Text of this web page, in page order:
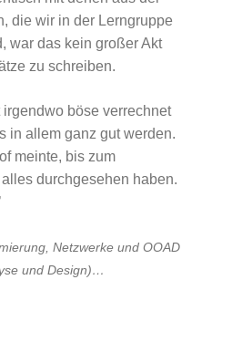
die wir in der Lerngruppe
war das kein großer Akt
zu schreiben.
böse verrechnet
in allem ganz gut werden.
meinte, bis zum
durchgesehen haben.
Netzwerke und OOAD
und Design)…